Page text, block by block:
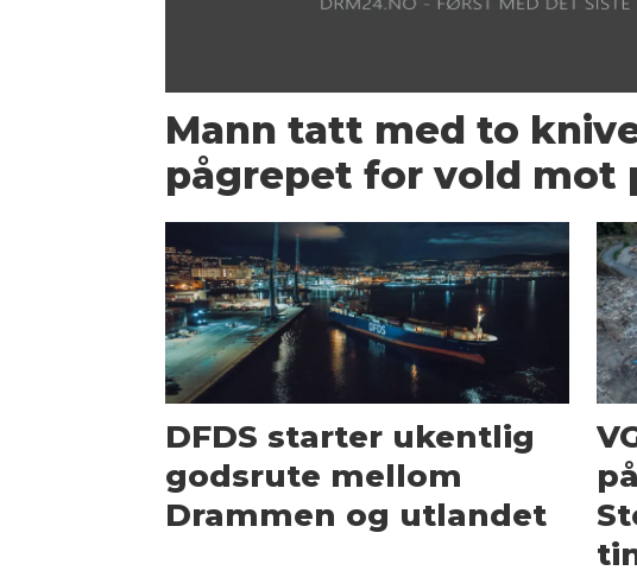
Mann tatt med to
pågrepet for vold mot
DFDS starter ukentlig
godsrute mellom
Drammen og utlandet